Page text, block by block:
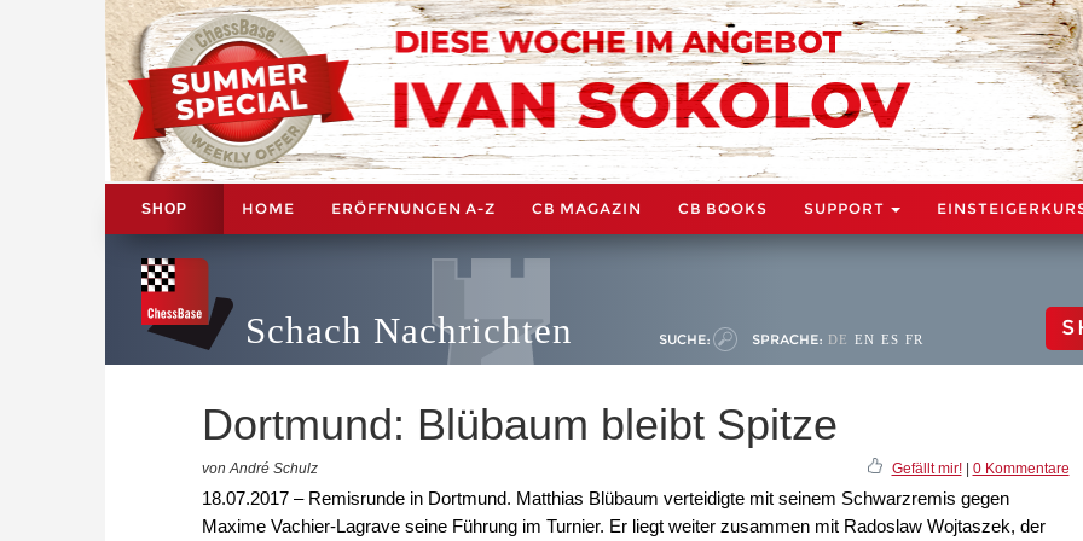
SHOP HOME ERÖFFNUNGEN A-Z CB MAGAZIN CB BOOKS SUPPORT
Schach Nachrichten SUCHE: SPRACHE: DE EN ES FR
Dortmund: Blübaum bleibt Spitze
von André Schulz Gefällt mir!| 0 Kommentare
18.07.2017 – Remisrunde in Dortmund. Matthias Blübaum verteidigte mit seinem Schwarzremis gegen
Maxime Vachier-Lagrave seine Führung im Turnier. Er liegt weiter zusammen mit Radoslaw Wojtaszek, der